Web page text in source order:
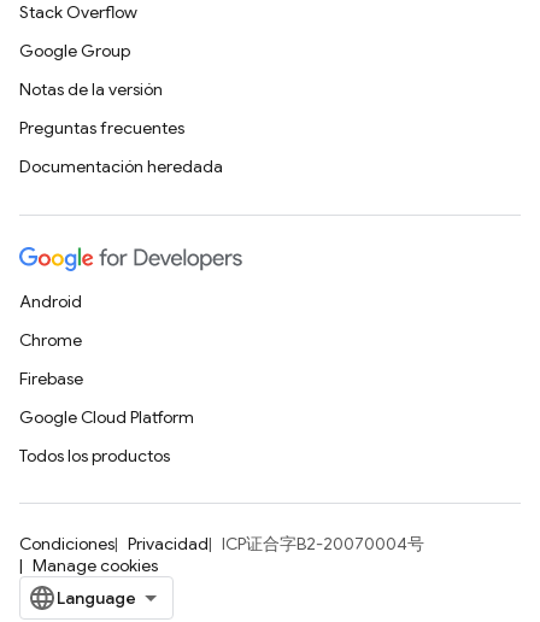
Stack Overflow
Google Group
Notas de la versión
Preguntas frecuentes
Documentación heredada
Android
Chrome
Firebase
Google Cloud Platform
Todos los productos
Condiciones Privacidad
ICP证合字B2-20070004号
Manage cookies